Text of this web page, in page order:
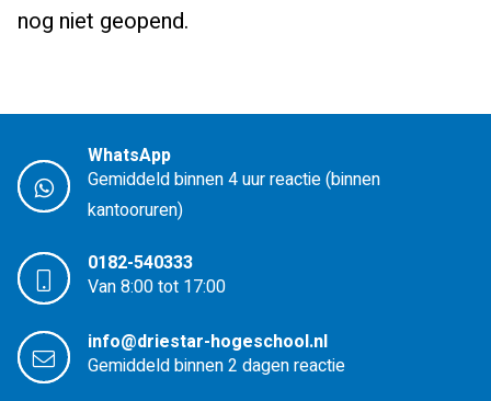
nog niet geopend.
WhatsApp
Gemiddeld binnen 4 uur reactie (binnen
kantooruren)
0182-540333
Van 8:00 tot 17:00
info@driestar-hogeschool.nl
Gemiddeld binnen 2 dagen reactie